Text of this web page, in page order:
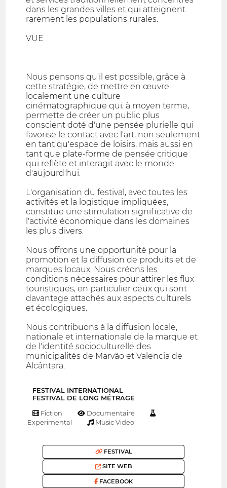
dans les grandes villes et qui atteignent
rarement les populations rurales.
VUE
Nous pensons qu'il est possible, grâce à
cette stratégie, de mettre en œuvre
localement une culture
cinématographique qui, à moyen terme,
permette de créer un public plus
conscient doté d'une pensée plurielle qui
favorise le contact avec l'art, non seulement
en tant qu'espace de loisirs, mais aussi en
tant que plate-forme de pensée critique
qui reflète et interagit avec le monde
d'aujourd'hui.
L'organisation du festival, avec toutes les
activités et la logistique impliquées,
constitue une stimulation significative de
l'activité économique dans les domaines
les plus divers.
Nous offrons une opportunité pour la
promotion et la diffusion de produits et de
marques locaux. Nous créons les
conditions nécessaires pour attirer les flux
touristiques, en particulier ceux qui sont
davantage attachés aux aspects culturels
et écologiques.
Nous contribuons à la diffusion locale,
nationale et internationale de la marque et
de l'identité socioculturelle des
municipalités de Marvão et Valencia de
Alcântara.
FESTIVAL INTERNATIONAL
FESTIVAL DE LONG MÉTRAGE
Fiction
Documentaire
Experimental
Music Video
FESTIVAL
SITE WEB
FACEBOOK